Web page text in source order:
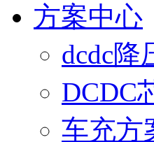
方案中心
dcdc降
DCDC
车充方